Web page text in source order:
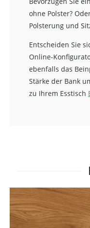
ohne Polster?
Polsterung und
Entscheiden Sie
Online-
ebenfalls das
Stärke der Bank
zu Ihrem Esstisch